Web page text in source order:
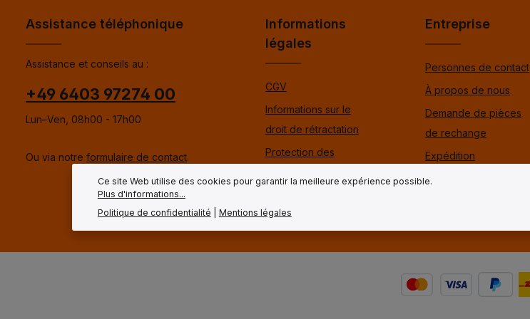
Assistance téléphonique
Assistance et conseils au :
+49 6403 97274 00
Lun–Ven, 08h00 - 17h00
Ou via notre formulaire de contact.
Informations
légales
CGV
Informations sur le
droit de rétractation
Protection des
Entreprise
Personnes de contact
À propos de nous
Demande de pièces
de rechange
Expédition
Zahlungsarten
Ce site Web utilise des cookies pour garantir la meilleure expérience possible.
Plus d'informations...
Politique de confidentialité
Mentions légales